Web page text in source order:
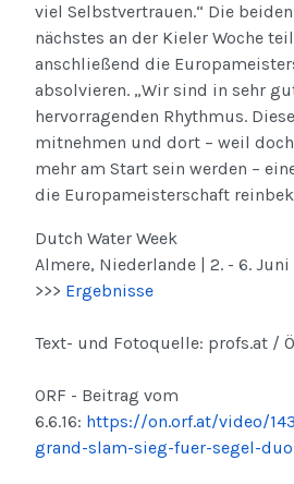
viel Selbstvertrauen.“ Die
nächstes an der Kieler Woche
anschließend die
absolvieren. „Wir sind in sehr
hervorragenden Rhythmus.
mitnehmen und dort – weil
mehr am Start sein werden –
die Europameisterschaft
Dutch Water Week
Almere, Niederlande | 2. - 6. Juni
>>> Ergebnisse
Text- und Fotoquelle: profs.at /
ORF - Beitrag vom
6.6.16: https://on.orf.at/video/
grand-slam-sieg-fuer-segel-